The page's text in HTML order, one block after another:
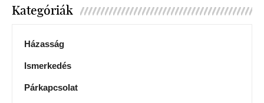
Kategóriák
Házasság
Ismerkedés
Párkapcsolat